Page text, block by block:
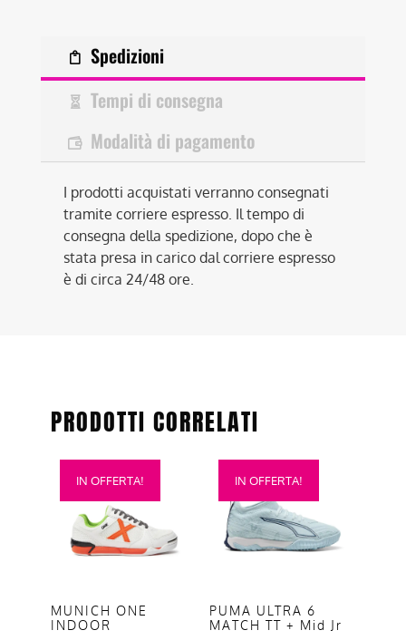
Spedizioni
Tempi di consegna
Modalità di pagamento
I prodotti acquistati verranno consegnati
tramite corriere espresso. Il tempo di
consegna della spedizione, dopo che è
stata presa in carico dal corriere espresso
è di circa 24/48 ore.
PRODOTTI CORRELATI
IN OFFERTA!
MUNICH ONE
INDOOR
Questo
prodotto
varianti.
opzioni
possono
IN OFFERTA!
PUMA ULTRA 6
MATCH TT + Mid Jr
Questo
prodotto
più
varianti.
opzioni
possono